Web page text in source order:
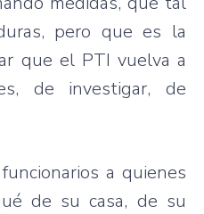
pero que es la
que el PTI vuelva a
de investigar, de
a quienes
de su casa, de su